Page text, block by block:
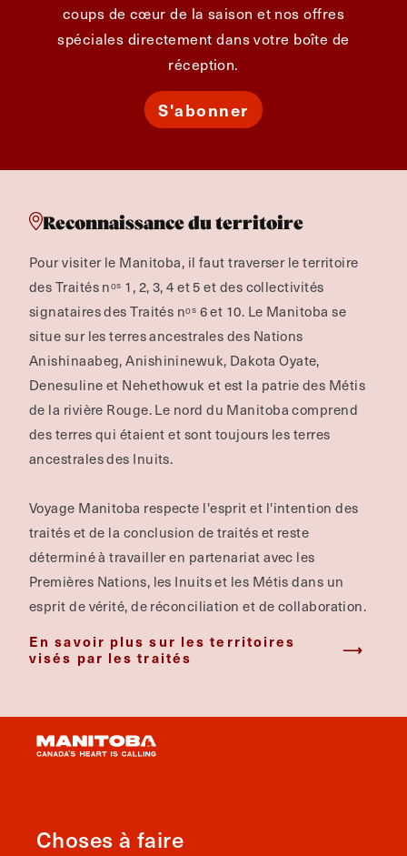
coups de cœur de la saison et nos offres
spéciales directement dans votre boîte de
réception.
S'abonner
Reconnaissance du territoire
Pour visiter le Manitoba, il faut traverser le territoire
des Traités nᵒˢ 1, 2, 3, 4 et 5 et des collectivités
signataires des Traités nᵒˢ 6 et 10. Le Manitoba se
situe sur les terres ancestrales des Nations
Anishinaabeg, Anishininewuk, Dakota Oyate,
Denesuline et Nehethowuk et est la patrie des Métis
de la rivière Rouge.Le nord du Manitoba comprend
des terres qui étaient et sont toujours les terres
ancestrales des Inuits.
Voyage Manitoba respecte l'esprit et l'intention des
traités et de la conclusion de traités et reste
déterminé à travailler en partenariat avec les
Premières Nations, les Inuits et les Métis dans un
esprit de vérité, de réconciliation et de collaboration.
En savoir plus sur les territoires
visés par les traités
Choses à faire